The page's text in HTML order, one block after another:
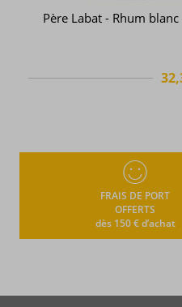
Bielle - Rhum blanc - Brut
FRAIS DE PORT
OFFERTS
dès 150 € d’achat